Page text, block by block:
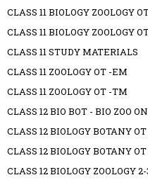
CLASS 11 BIOLOGY ZOOLOGY
CLASS 11 BIOLOGY ZOOLOGY
CLASS 11 STUDY MATERIALS
CLASS 11 ZOOLOGY OT -EM
CLASS 11 ZOOLOGY OT -TM
CLASS 12 BIO BOT - BIO ZOO
CLASS 12 BIOLOGY BOTANY
CLASS 12 BIOLOGY BOTANY
CLASS 12 BIOLOGY ZOOLOGY